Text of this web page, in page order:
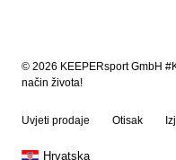
© 2026 KEEPERsport GmbH
način života!
Uvjeti prodaje Otisak
Hrvatska